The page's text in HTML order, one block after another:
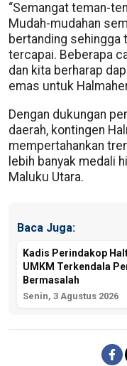
“Semangat teman-
Mudah-mudahan
bertanding sehingga
tercapai. Beberapa
dan kita berharap
emas untuk
Dengan dukungan
daerah, kontingen
mempertahankan
lebih banyak medali
Maluku Utara.
Baca Juga:
Kadis Perindakop
UMKM Terkendala
Bermasalah
Senin, 3 Agustus 2026